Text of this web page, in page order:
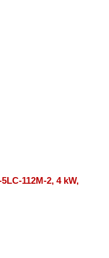
112M-2, 4 kW,